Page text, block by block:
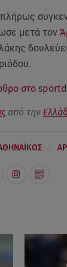
μετά τον
στο
από την